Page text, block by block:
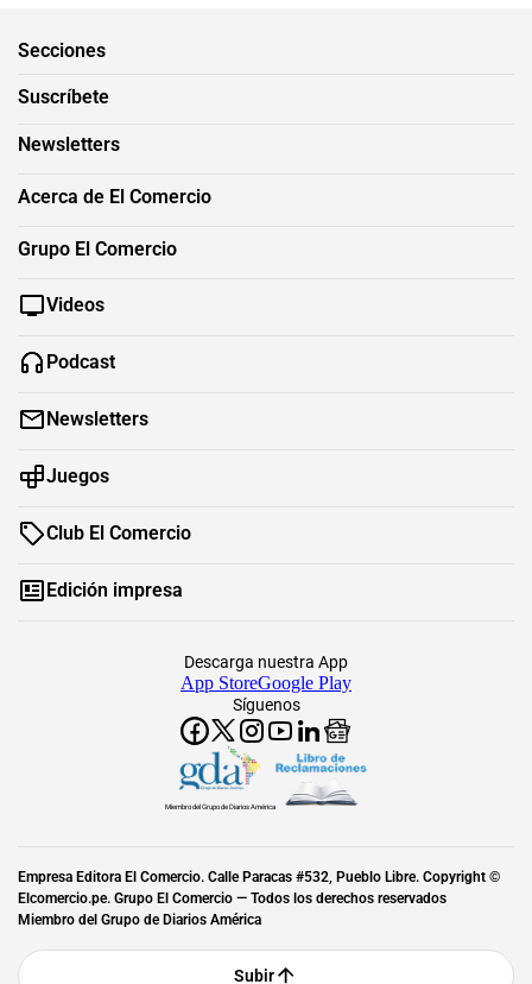
Secciones
Suscríbete
Newsletters
Acerca de El Comercio
Grupo El Comercio
Videos
Podcast
Newsletters
Juegos
Club El Comercio
Edición impresa
Síguenos
Descarga nuestra App
App StoreGoogle Play
Miembro del Grupo de Diarios América
Empresa Editora El Comercio. Calle Paracas #532, Pueblo Libre. Copyright ©
Elcomercio.pe. Grupo El Comercio — Todos los derechos reservados
Miembro del Grupo de Diarios América
Subir